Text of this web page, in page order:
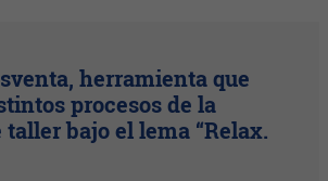
herramienta que
procesos de la
bajo el lema “Relax.